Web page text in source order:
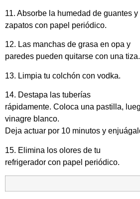
11. Absorbe la humedad de guantes y
zapatos con papel periódico.
12. Las manchas de grasa en opa y
paredes pueden quitarse con una tiza.
13. Limpia tu colchón con vodka.
14. Destapa las tuberías
rápidamente. Coloca una pastilla,
vinagre blanco.
Deja actuar por 10 minutos y
15. Elimina los olores de tu
refrigerador con papel periódico.